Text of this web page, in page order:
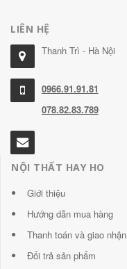
LIÊN HỆ
Thanh Trì - Hà Nội
0966.91.91.81
078.82.83.789
NỘI THẤT HAY HO
Giới thiệu
Hướng dẫn mua hàng
Thanh toán và giao nhận
Đổi trả sản phẩm